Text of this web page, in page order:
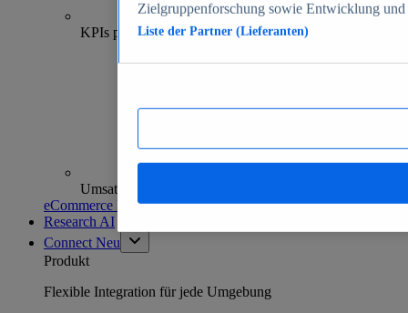
70+
KPIs pro Shop
Umsatzanalysen und -prognosen
eCommerce Insights entdecken
Research AI
Connect Neu
Produkt
Flexible Integration für jede Umgebung
Zielgruppenforschung sowie Entwicklung
Liste der Partner (Lieferanten)